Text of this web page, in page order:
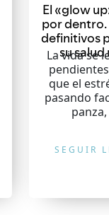
El «glow
por dentro.
definitivos
su
La vida se
que el
pasando
SEGUIR